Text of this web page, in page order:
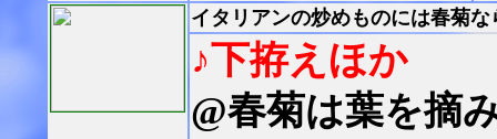
イタリアンの炒めものには春菊
♪下拵えほか
@春菊は葉を摘